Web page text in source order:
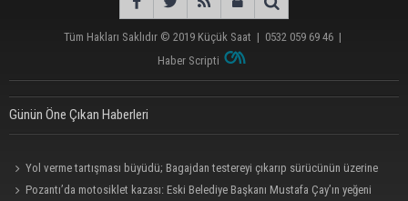
Tüm Hakları Saklıdır © 2019 Küçük Saat | 0532 059 69 46 |
Haber Scripti
Günün Öne Çıkan Haberleri
Yol verme tartışması büyüdü; Bagajdan testereyi çıkarıp sürücünün üzerine
yürüdü
Pozantı’da motosiklet kazası: Eski Belediye Başkanı Mustafa Çay’ın yeğeni